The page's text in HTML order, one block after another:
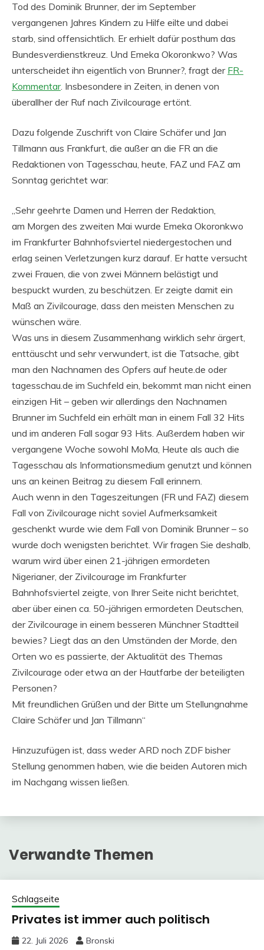
Tod des Dominik Brunner, der im September
vergangenen Jahres Kindern zu Hilfe eilte und dabei
starb, sind offensichtlich. Er erhielt dafür posthum das
Bundesverdienstkreuz. Und Emeka Okoronkwo? Was
unterscheidet ihn eigentlich von Brunner?, fragt der FR-
Kommentar. Insbesondere in Zeiten, in denen von
überallher der Ruf nach Zivilcourage ertönt.
Dazu folgende Zuschrift von Claire Schäfer und Jan
Tillmann aus Frankfurt, die außer an die FR an die
Redaktionen von Tagesschau, heute, FAZ und FAZ am
Sonntag gerichtet war:
„Sehr geehrte Damen und Herren der Redaktion,
am Morgen des zweiten Mai wurde Emeka Okoronkwo
im Frankfurter Bahnhofsviertel niedergestochen und
erlag seinen Verletzungen kurz darauf. Er hatte versucht
zwei Frauen, die von zwei Männern belästigt und
bespuckt wurden, zu beschützen. Er zeigte damit ein
Maß an Zivilcourage, dass den meisten Menschen zu
wünschen wäre.
Was uns in diesem Zusammenhang wirklich sehr ärgert,
enttäuscht und sehr verwundert, ist die Tatsache, gibt
man den Nachnamen des Opfers auf heute.de oder
tagesschau.de im Suchfeld ein, bekommt man nicht einen
einzigen Hit – geben wir allerdings den Nachnamen
Brunner im Suchfeld ein erhält man in einem Fall 32 Hits
und im anderen Fall sogar 93 Hits. Außerdem haben wir
vergangene Woche sowohl MoMa, Heute als auch die
Tagesschau als Informationsmedium genutzt und können
uns an keinen Beitrag zu diesem Fall erinnern.
Auch wenn in den Tageszeitungen (FR und FAZ) diesem
Fall von Zivilcourage nicht soviel Aufmerksamkeit
geschenkt wurde wie dem Fall von Dominik Brunner – so
wurde doch wenigsten berichtet. Wir fragen Sie deshalb,
warum wird über einen 21-jährigen ermordeten
Nigerianer, der Zivilcourage im Frankfurter
Bahnhofsviertel zeigte, von Ihrer Seite nicht berichtet,
aber über einen ca. 50-jährigen ermordeten Deutschen,
der Zivilcourage in einem besseren Münchner Stadtteil
bewies? Liegt das an den Umständen der Morde, den
Orten wo es passierte, der Aktualität des Themas
Zivilcourage oder etwa an der Hautfarbe der beteiligten
Personen?
Mit freundlichen Grüßen und der Bitte um Stellungnahme
Claire Schäfer und Jan Tillmann“
Hinzuzufügen ist, dass weder ARD noch ZDF bisher
Stellung genommen haben, wie die beiden Autoren mich
im Nachgang wissen ließen.
Verwandte Themen
Schlagseite
Privates ist immer auch politisch
22. Juli 2026 Bronski